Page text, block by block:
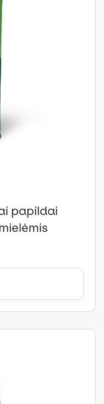
papildai